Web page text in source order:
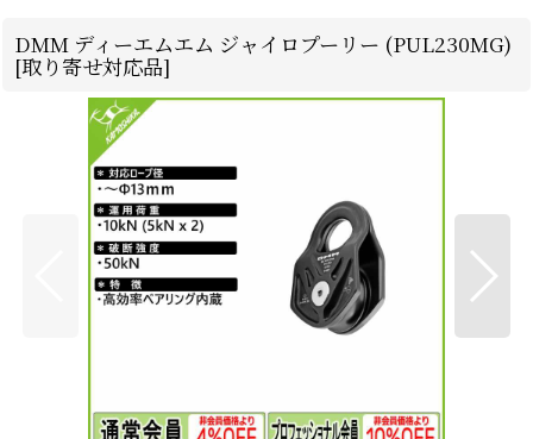
DMM ディーエムエム ジャイロプーリー (PUL230MG)
[取り寄せ対応品]